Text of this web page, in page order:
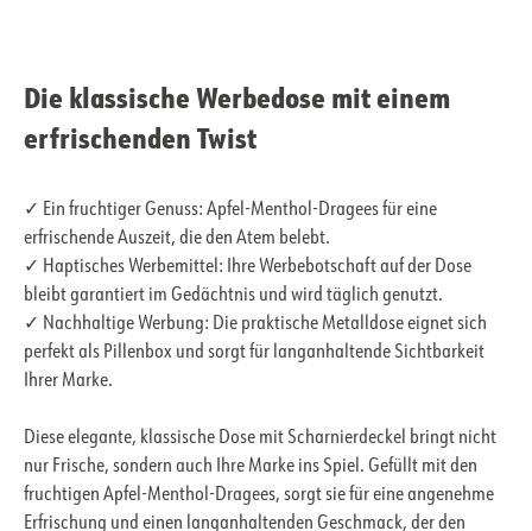
Die klassische Werbedose mit einem
erfrischenden Twist
✓ Ein fruchtiger Genuss: Apfel-Menthol-Dragees für eine
erfrischende Auszeit, die den Atem belebt.
✓ Haptisches Werbemittel: Ihre Werbebotschaft auf der Dose
bleibt garantiert im Gedächtnis und wird täglich genutzt.
✓ Nachhaltige Werbung: Die praktische Metalldose eignet sich
perfekt als Pillenbox und sorgt für langanhaltende Sichtbarkeit
Ihrer Marke.
Diese elegante, klassische Dose mit Scharnierdeckel bringt nicht
nur Frische, sondern auch Ihre Marke ins Spiel. Gefüllt mit den
fruchtigen Apfel-Menthol-Dragees, sorgt sie für eine angenehme
Erfrischung und einen langanhaltenden Geschmack, der den